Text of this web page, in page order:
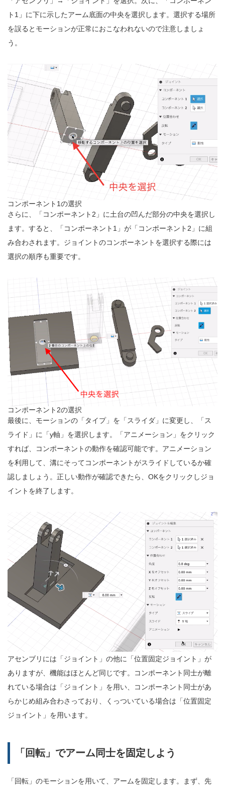
ト1」に下に示したアーム底面の中央を選択します。選択する場所
を誤るとモーションが正常におこなわれないので注意しましょ
う。
コンポーネント1の選択
さらに、「コンポーネント2」に土台の凹んだ部分の中央を選択し
ます。すると、「コンポーネント1」が「コンポーネント2」に組
み合わされます。ジョイントのコンポーネントを選択する際には
選択の順序も重要です。
コンポーネント2の選択
最後に、モーションの「タイプ」を「スライダ」に変更し、「ス
ライド」に「y軸」を選択します。「アニメーション」をクリック
すれば、コンポーネントの動作を確認可能です。アニメーション
を利用して、溝にそってコンポーネントがスライドしているか確
認しましょう。正しい動作が確認できたら、OKをクリックしジョ
イントを終了します。
アセンブリには「ジョイント」の他に「位置固定ジョイント」が
ありますが、機能はほとんど同じです。コンポーネント同士が離
れている場合は「ジョイント」を用い、コンポーネント同士があ
らかじめ組み合わさっており、くっついている場合は「位置固定
ジョイント」を用います。
「回転」でアーム同士を固定しよう
「回転」のモーションを用いて、アームを固定します。まず、先